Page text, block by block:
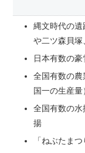
縄文時代の遺
や二ツ森貝塚
日本有数の豪
全国有数の
国一の生産量
全国有数の
揚
「ねぶたま